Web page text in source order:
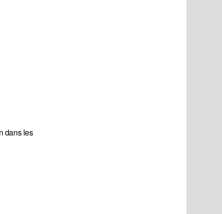
dans les